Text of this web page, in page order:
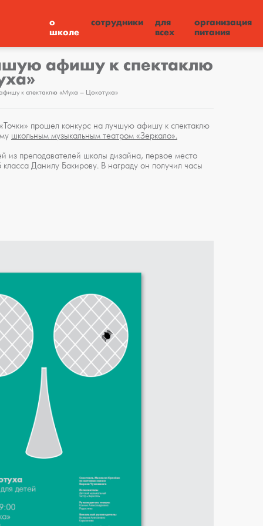
о
школе
сотрудники
для
всех
организация
питания
афишу к спектаклю
к спектаклю «Муха – Цокотуха»
прошел конкурс на лучшую афишу к спектаклю
школьным музыкальным театром «Зеркало».
преподавателей школы дизайна, первое место
Данилу Бакирову. В награду он получил часы